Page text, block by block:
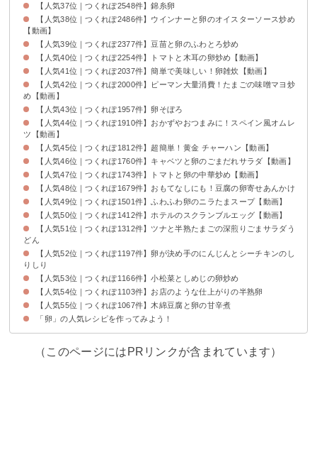
【人気37位｜つくれぽ2548件】錦糸卵
【人気38位｜つくれぽ2486件】ウインナーと卵のオイスターソース炒め
【動画】
【人気39位｜つくれぽ2377件】豆苗と卵のふわとろ炒め
【人気40位｜つくれぽ2254件】トマトと木耳の卵炒め【動画】
【人気41位｜つくれぽ2037件】簡単で美味しい！卵雑炊【動画】
【人気42位｜つくれぽ2000件】ピーマン大量消費！たまごの味噌マヨ炒
め【動画】
【人気43位｜つくれぽ1957件】卵そぼろ
【人気44位｜つくれぽ1910件】おかずやおつまみに！スペイン風オムレ
ツ【動画】
【人気45位｜つくれぽ1812件】超簡単！黄金 チャーハン【動画】
【人気46位｜つくれぽ1760件】キャベツと卵のごまだれサラダ【動画】
【人気47位｜つくれぽ1743件】トマトと卵の中華炒め【動画】
【人気48位｜つくれぽ1679件】おもてなしにも！豆腐の卵寄せあんかけ
【人気49位｜つくれぽ1501件】ふわふわ卵のニラたまスープ【動画】
【人気50位｜つくれぽ1412件】ホテルのスクランブルエッグ【動画】
【人気51位｜つくれぽ1312件】ツナと半熟たまごの深煎りごまサラダう
どん
【人気52位｜つくれぽ1197件】卵が決め手のにんじんとシーチキンのし
りしり
【人気53位｜つくれぽ1166件】小松菜としめじの卵炒め
【人気54位｜つくれぽ1103件】お店のような仕上がりの半熟卵
【人気55位｜つくれぽ1067件】木綿豆腐と卵の甘辛煮
「卵」の人気レシピを作ってみよう！
（このページにはPRリンクが含まれています）